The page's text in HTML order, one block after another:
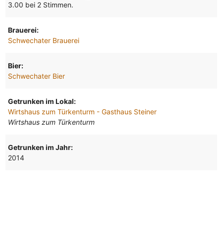
3.00 bei 2 Stimmen.
Brauerei:
Schwechater Brauerei
Bier:
Schwechater Bier
Getrunken im Lokal:
Wirtshaus zum Türkenturm - Gasthaus Steiner
Wirtshaus zum Türkenturm
Getrunken im Jahr:
2014